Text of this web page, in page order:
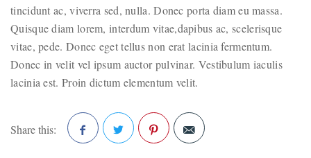
tincidunt ac, viverra sed, nulla. Donec porta diam eu massa.
Quisque diam lorem, interdum vitae,dapibus ac, scelerisque
vitae, pede. Donec eget tellus non erat lacinia fermentum.
Donec in velit vel ipsum auctor pulvinar. Vestibulum iaculis
lacinia est. Proin dictum elementum velit.
Share this: